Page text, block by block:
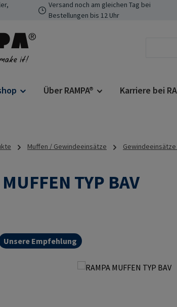
springen
Versand noch am gleichen Tag bei
Bestellungen bis 12 Uhr
Über RAMPA® Karriere bei
Muffen / Gewindeeinsätze
TYP BAV
Unsere Empfehlung